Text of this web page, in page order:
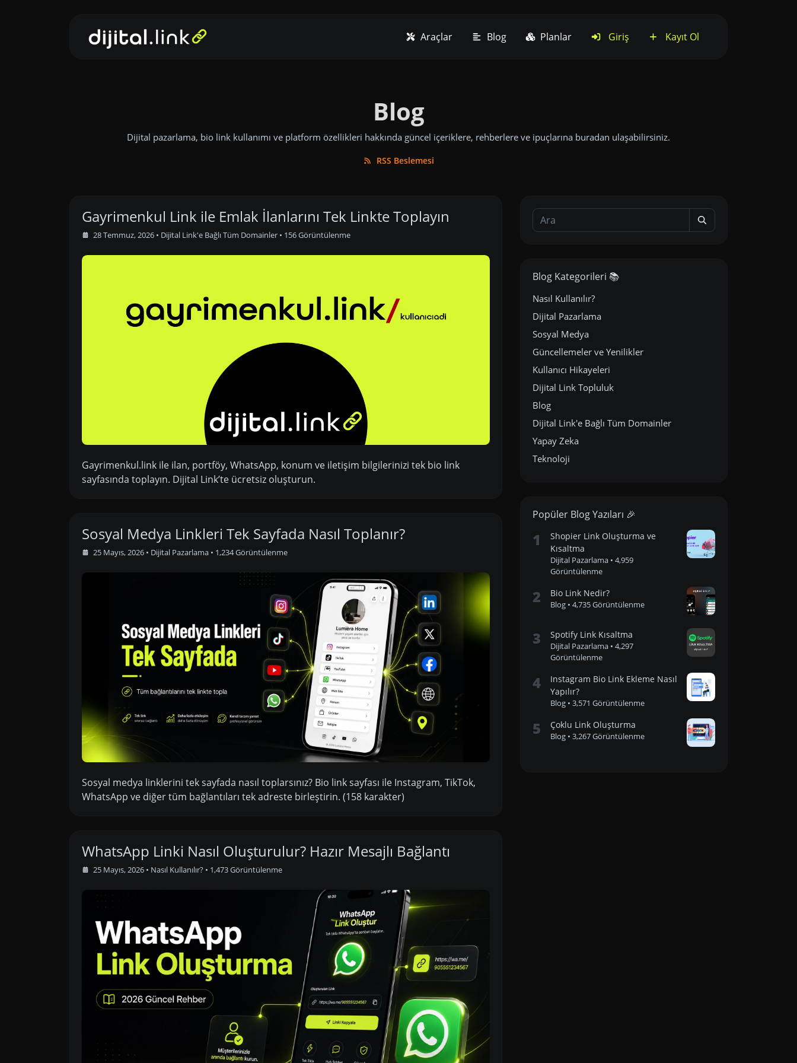
Araçlar Blog Planlar Giriş Kayıt Ol
Blog
Dijital pazarlama, bio link kullanımı ve platform özellikleri hakkında güncel içeriklere, rehberlere ve ipuçlarına buradan ulaşabilirsiniz.
RSS Beslemesi
Gayrimenkul Link ile Emlak İlanlarını Tek Linkte Toplayın
28 Temmuz, 2026 • Dijital Link'e Bağlı Tüm Domainler • 156 Görüntülenme
Gayrimenkul.link ile ilan, portföy, WhatsApp, konum ve iletişim bilgilerinizi tek bio link
sayfasında toplayın. Dijital Link’te ücretsiz oluşturun.
Sosyal Medya Linkleri Tek Sayfada Nasıl Toplanır?
25 Mayıs, 2026 • Dijital Pazarlama • 1,234 Görüntülenme
Sosyal medya linklerini tek sayfada nasıl toplarsınız? Bio link sayfası ile Instagram, TikTok,
WhatsApp ve diğer tüm bağlantıları tek adreste birleştirin. (158 karakter)
WhatsApp Linki Nasıl Oluşturulur? Hazır Mesajlı Bağlantı
25 Mayıs, 2026 • Nasıl Kullanılır? • 1,473 Görüntülenme
Blog Kategorileri 📚
Nasıl Kullanılır?
Dijital Pazarlama
Sosyal Medya
Güncellemeler ve Yenilikler
Kullanıcı Hikayeleri
Dijital Link Topluluk
Blog
Dijital Link'e Bağlı Tüm Domainler
Yapay Zeka
Teknoloji
Popüler Blog Yazıları 🎉
1
Shopier Link Oluşturma ve
Kısaltma
Dijital Pazarlama • 4,959
Görüntülenme
2 Bio Link Nedir?
Blog • 4,735 Görüntülenme
3 Spotify Link Kısaltma
Dijital Pazarlama • 4,297
Görüntülenme
4
Instagram Bio Link Ekleme Nasıl
Yapılır?
Blog • 3,571 Görüntülenme
5 Çoklu Link Oluşturma
Blog • 3,267 Görüntülenme